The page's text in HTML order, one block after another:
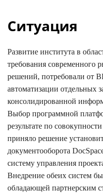
Ситуация
Развитие института в
требования современного
решений, потребовали от
автоматизации отдельных
консолидированной
Выбор программной
результате по
приняло решение
документооборота
систему управления
Внедрение обеих систем
обладающей партнерским